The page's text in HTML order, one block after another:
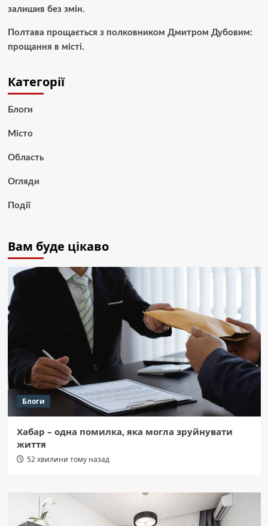
залишив без змін.
Полтава прощається з полковником Дмитром Дубовим:
прощання в місті.
Категорії
Блоги
Місто
Область
Огляди
Події
Вам буде цікаво
Блоги
Хабар – одна помилка, яка могла зруйнувати
життя
52 хвилини тому назад